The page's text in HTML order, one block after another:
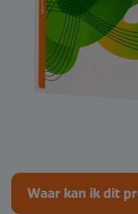
Waar kan ik dit